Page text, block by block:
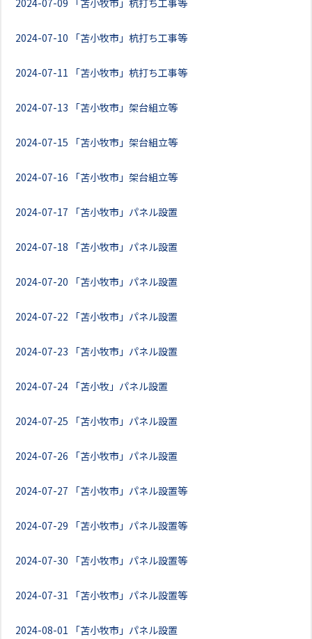
2024-07-09 「苫小牧市」杭打ち工事等
2024-07-10 「苫小牧市」杭打ち工事等
2024-07-11 「苫小牧市」杭打ち工事等
2024-07-13 「苫小牧市」架台組立等
2024-07-15 「苫小牧市」架台組立等
2024-07-16 「苫小牧市」架台組立等
2024-07-17 「苫小牧市」パネル設置
2024-07-18 「苫小牧市」パネル設置
2024-07-20 「苫小牧市」パネル設置
2024-07-22 「苫小牧市」パネル設置
2024-07-23 「苫小牧市」パネル設置
2024-07-24 「苫小牧」パネル設置
2024-07-25 「苫小牧市」パネル設置
2024-07-26 「苫小牧市」パネル設置
2024-07-27 「苫小牧市」パネル設置等
2024-07-29 「苫小牧市」パネル設置等
2024-07-30 「苫小牧市」パネル設置等
2024-07-31 「苫小牧市」パネル設置等
2024-08-01 「苫小牧市」パネル設置